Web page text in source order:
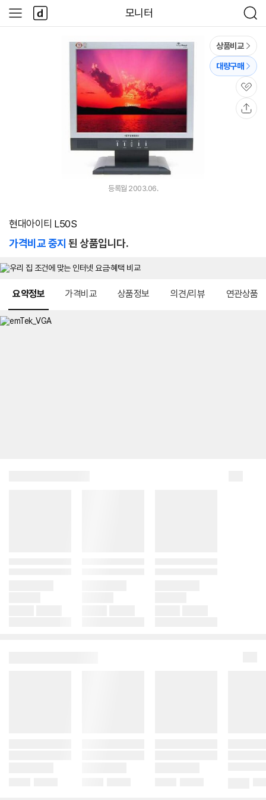
모니터
검
색
사
이
다
나
와
상품비교
대량구매
관
심
등록월 2003.06.
현대아이티 L50S
가격비교 중지 된 상품입니다.
요약정보 가격비교 상품정보 의견/리뷰 연관상품